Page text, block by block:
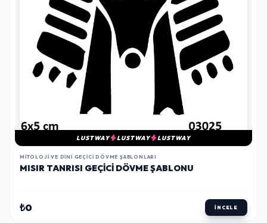
LUSTWAY LUSTWAY LUSTWAY
MITOLOJI VE DINI GEÇICI DÖVME ŞABLONLARI
MISIR TANRISI GEÇICI DÖVME ŞABLONU
₺0 İNCELE